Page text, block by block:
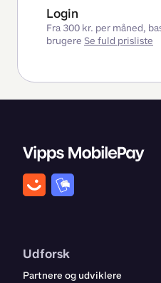
Login
Fra 300 kr. per måned,
brugere Se fuld prisliste
Udforsk
Partnere og udviklere